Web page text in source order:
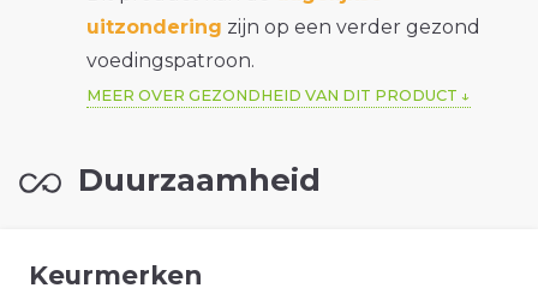
uitzondering zijn op een verder gezond
voedingspatroon.
MEER OVER GEZONDHEID VAN DIT PRODUCT
Duurzaamheid
Keurmerken